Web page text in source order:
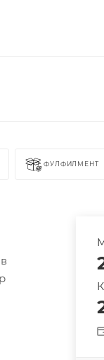
ФУЛФИЛМЕНТ